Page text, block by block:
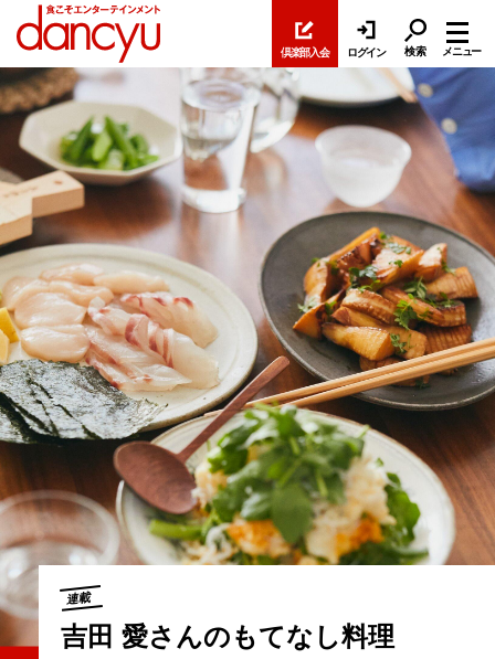
倶楽部入会 ログイン 検索 メニュー
連載
吉田 愛さんのもてなし料理